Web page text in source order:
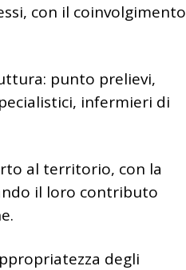
con il coinvolgimento
punto prelievi,
infermieri di
al territorio, con la
il loro contributo
degli